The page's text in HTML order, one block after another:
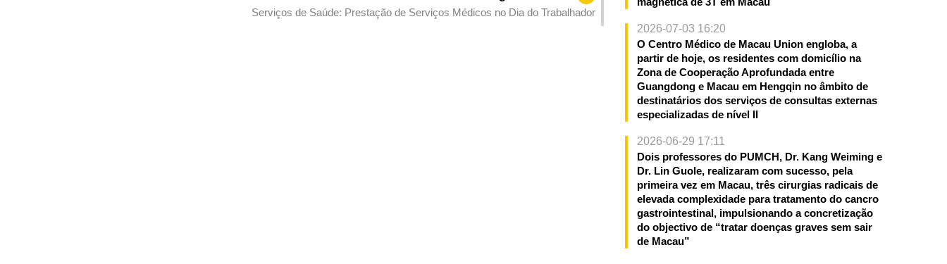
Serviços de Saúde: Prestação de Serviços Médicos no Dia do Trabalhador
2026-07-03 16:20
O Centro Médico de Macau Union engloba, a
partir de hoje, os residentes com domicílio na
Zona de Cooperação Aprofundada entre
Guangdong e Macau em Hengqin no âmbito de
destinatários dos serviços de consultas externas
especializadas de nível II
2026-06-29 17:11
Dois professores do PUMCH, Dr. Kang Weiming e
Dr. Lin Guole, realizaram com sucesso, pela
primeira vez em Macau, três cirurgias radicais de
elevada complexidade para tratamento do cancro
gastrointestinal, impulsionando a concretização
do objectivo de “tratar doenças graves sem sair
de Macau”